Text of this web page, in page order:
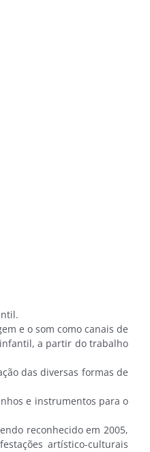
e o som como canais de
a partir do trabalho
das diversas formas de
e instrumentos para o
reconhecido em 2005,
artístico-culturais